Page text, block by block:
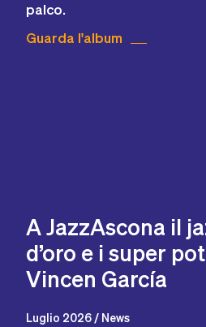
palco.
Guarda l'album
A JazzAscona il
d’oro e i super
Vincen García
Luglio 2026 / News